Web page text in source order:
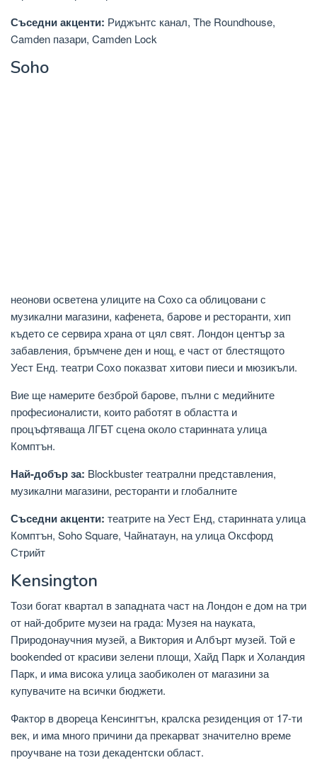
Съседни акценти: Риджънтс канал, The Roundhouse,
Camden пазари, Camden Lock
Soho
неонови осветена улиците на Сохо са облицовани с
музикални магазини, кафенета, барове и ресторанти, хип
където се сервира храна от цял ​​свят. Лондон център за
забавления, бръмчене ден и нощ, е част от блестящото
Уест Енд. театри Сохо показват хитови пиеси и мюзикъли.
Вие ще намерите безброй барове, пълни с медийните
професионалисти, които работят в областта и
процъфтяваща ЛГБТ сцена около старинната улица
Комптън.
Най-добър за: Blockbuster театрални представления,
музикални магазини, ресторанти и глобалните
Съседни акценти: театрите на Уест Енд, старинната улица
Комптън, Soho Square, Чайнатаун, на улица Оксфорд
Стрийт
Kensington
Този богат квартал в западната част на Лондон е дом на три
от най-добрите музеи на града: Музея на науката,
Природонаучния музей, а Виктория и Албърт музей. Той е
bookended от красиви зелени площи, Хайд Парк и Холандия
Парк, и има висока улица заобиколен от магазини за
купувачите на всички бюджети.
Фактор в двореца Кенсингтън, кралска резиденция от 17-ти
век, и има много причини да прекарват значително време
проучване на този декадентски област.